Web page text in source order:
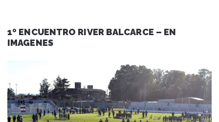
1º ENCUENTRO RIVER BALCARCE – EN
IMAGENES